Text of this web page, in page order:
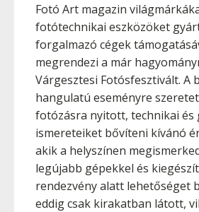
Fotó Art magazin
fotótechnikai eszközöket
forgalmazó cégek
megrendezi a már
Várgesztesi Fotósfesztivált. A
hangulatú eseményre
fotózásra nyitott, technikai és
ismereteiket bővíteni kívánó
akik a helyszínen
legújabb gépekkel és
rendezvény alatt lehetőséget
eddig csak kirakatban látott,